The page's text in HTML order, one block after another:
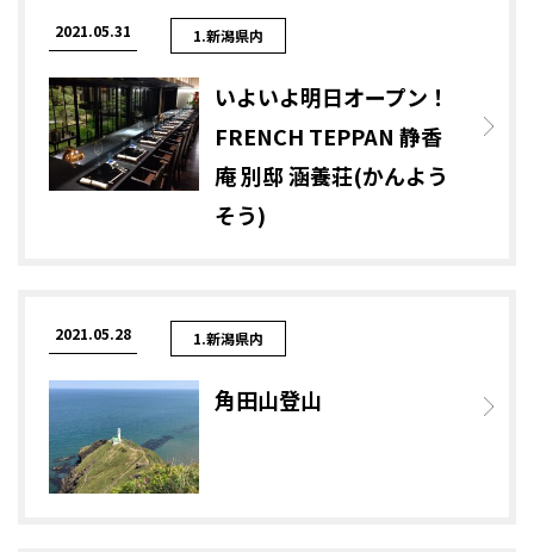
2021.05.31 1.新潟県内
いよいよ明日オープン！
FRENCH TEPPAN 静香
庵 別邸 涵養荘(かんよう
そう)
2021.05.28 1.新潟県内
角田山登山